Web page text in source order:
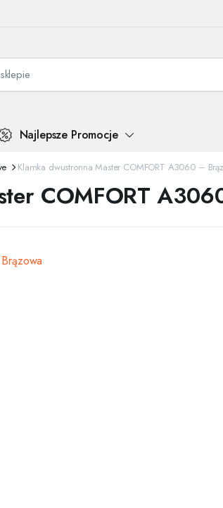
Najlepsze Promocje
Klamka dwustronna Master COMFORT A3060 –
COMFORT